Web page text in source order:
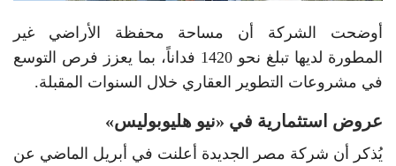
أوضحت الشركة أن مساحة محفظة الأراضي غير
المطورة لديها تبلغ نحو 1420 فداناً، بما يعزز فرص التوسع
في مشروعات التطوير العقاري خلال السنوات المقبلة.
عروض استثمارية في «نيو هليوبوليس»
يُذكر أن شركة مصر الجديدة أعلنت في أبريل الماضي عن